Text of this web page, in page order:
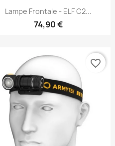
Vorschau
Lampe Frontale - ELF C2...
74,90 €
favorite_border